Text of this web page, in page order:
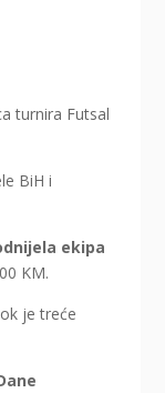
turnira Futsal
BiH i
ekipa
KM.
je treće